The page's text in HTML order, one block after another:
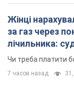
Жінці
за газ через
лічильника:
неочікуване
Чи треба платити
7 часов назад